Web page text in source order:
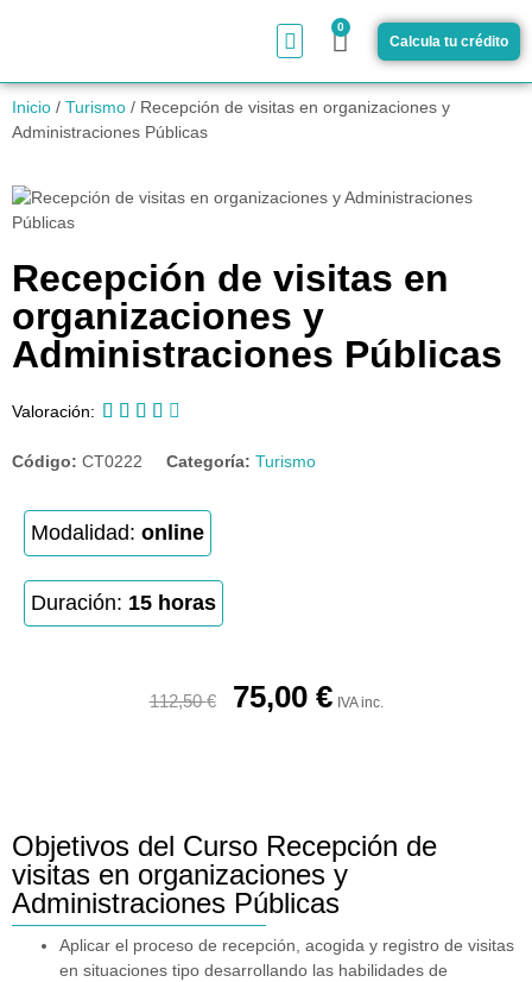
0
Calcula tu crédito
Inicio / Turismo / Recepción de visitas en organizaciones y
Administraciones Públicas
Recepción de visitas en
organizaciones y
Administraciones Públicas
Valoración:     
Código: CT0222 Categoría: Turismo
Modalidad: online
Duración: 15 horas
112,50€ 75,00 € IVA inc.
Objetivos del Curso Recepción de
visitas en organizaciones y
Administraciones Públicas
Aplicar el proceso de recepción, acogida y registro de visitas
en situaciones tipo desarrollando las habilidades de